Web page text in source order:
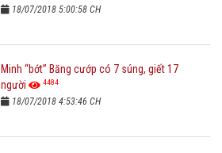
18/07/2018 5:00:58 CH
Minh “bớt” Băng cướp có 7 súng, giết 17
người
4484
18/07/2018 4:53:46 CH